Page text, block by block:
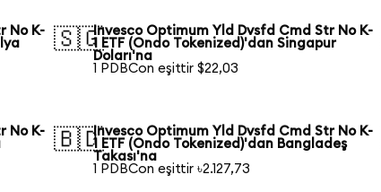
No K-
🇸🇬Invesco Optimum Yld Dvsfd Cmd Str No K-
1 ETF (Ondo Tokenized)'dan Singapur
Doları'na
1 PDBCon eşittir $22,03
No K-
🇧🇩Invesco Optimum Yld Dvsfd Cmd Str No K-
1 ETF (Ondo Tokenized)'dan Bangladeş
Takası'na
1 PDBCon eşittir ৳2.127,73